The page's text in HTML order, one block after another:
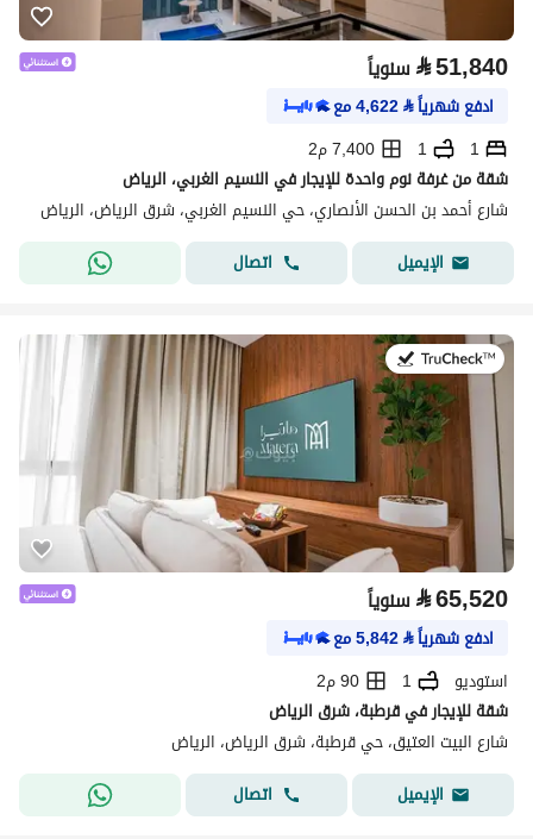
⃁51,840 سنوياً
ادفع شهرياً⃁
4,622مع
1
1
7,400 م2
شقة من غرفة نوم واحدة للإيجار في النسيم الغربي، الرياض
شارع أحمد بن الحسن الأنصاري، حي النسيم الغربي، شرق الرياض، الرياض
الإيميل
اتصال
في:20 يوليو 2026
⃁65,520 سنوياً
ادفع شهرياً⃁
5,842مع
استوديو
1
90 م2
شقة للإيجار في قرطبة، شرق الرياض
شارع البيت العتيق، حي قرطبة، شرق الرياض، الرياض
الإيميل
اتصال